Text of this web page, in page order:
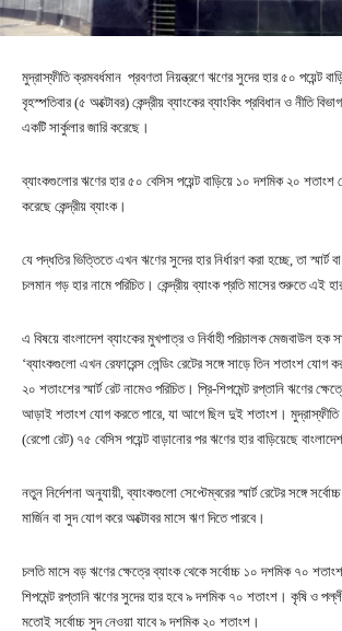
মুদ্রাস্ফীতি ক্রমবর্ধমান প্রবণতা নিয়ন্ত্রণে ঋণের সুদের হার ৫০ পয়েন্ট
বৃহস্পতিবার (৫ অক্টোবর) কেন্দ্রীয় ব্যাংকের ব্যাংকিং প্রবিধান ও নীতি
একটি সার্কুলার জারি করেছে।
ব্যাংকগুলোর ঋণের হার ৫০ বেসিস পয়েন্ট বাড়িয়ে ১০ দশমিক ২০
করেছে কেন্দ্রীয় ব্যাংক।
যে পদ্ধতির ভিত্তিতে এখন ঋণের সুদের হার নির্ধারণ করা হচ্ছে, তা স্মার্ট
চলমান গড় হার নামে পরিচিত। কেন্দ্রীয় ব্যাংক প্রতি মাসের শুরুতে এই
এ বিষয়ে বাংলাদেশ ব্যাংকের মুখপাত্র ও নির্বাহী পরিচালক মেজবাউল হক
‘ব্যাংকগুলো এখন রেফারেন্স লেন্ডিং রেটের সঙ্গে সাড়ে তিন শতাংশ যোগ
২০ শতাংশের স্মার্ট রেট নামেও পরিচিত। প্রি-শিপমেন্ট রপ্তানি ঋণের
আড়াই শতাংশ যোগ করতে পারে, যা আগে ছিল দুই শতাংশ। মুদ্রাস্ফীতি
(রেপো রেট) ৭৫ বেসিস পয়েন্ট বাড়ানোর পর ঋণের হার বাড়িয়েছে
নতুন নির্দেশনা অনুযায়ী, ব্যাংকগুলো সেপ্টেম্বরের স্মার্ট রেটের সঙ্গে
মার্জিন বা সুদ যোগ করে অক্টোবর মাসে ঋণ দিতে পারবে।
চলতি মাসে বড় ঋণের ক্ষেত্রে ব্যাংক থেকে সর্বোচ্চ ১০ দশমিক ৭০
শিপমেন্ট রপ্তানি ঋণের সুদের হার হবে ৯ দশমিক ৭০ শতাংশ। কৃষি ও
মতোই সর্বোচ্চ সুদ নেওয়া যাবে ৯ দশমিক ২০ শতাংশ।